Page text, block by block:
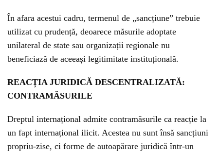
În afara acestui cadru, termenul de „sancțiune” trebuie
utilizat cu prudență, deoarece măsurile adoptate
unilateral de state sau organizații regionale nu
beneficiază de aceeași legitimitate instituțională.
REACȚIA JURIDICĂ DESCENTRALIZATĂ:
CONTRAMĂSURILE
Dreptul internațional admite contramăsurile ca reacție la
un fapt internațional ilicit. Acestea nu sunt însă sancțiuni
propriu-zise, ci forme de autoapărare juridică într-un